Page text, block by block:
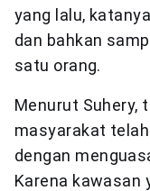
yang lalu,
dan bahkan
satu orang.
Menurut Suhery,
masyarakat
dengan
Karena kawasan